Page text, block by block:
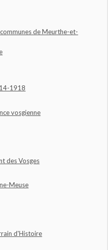
de Meurthe-et-
1918
vosgienne
des Vosges
Meuse
d'Histoire